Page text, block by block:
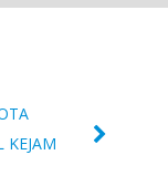
KEJAM